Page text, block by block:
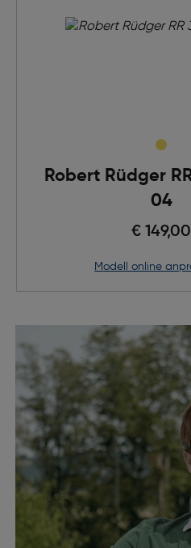
Robert Rüdger
04
€ 149,00
Modell online